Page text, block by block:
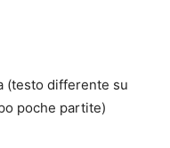
(testo differente su
poche partite)